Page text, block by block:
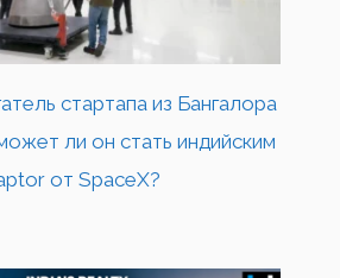
стартапа из Бангалора
ли он стать индийским
от SpaceX?